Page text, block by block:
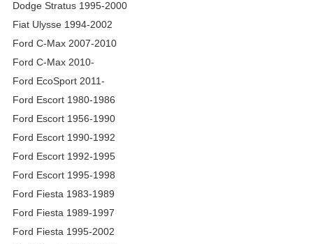
Dodge Stratus 1995-2000
Fiat Ulysse 1994-2002
Ford C-Max 2007-2010
Ford C-Max 2010-
Ford EcoSport 2011-
Ford Escort 1980-1986
Ford Escort 1956-1990
Ford Escort 1990-1992
Ford Escort 1992-1995
Ford Escort 1995-1998
Ford Fiesta 1983-1989
Ford Fiesta 1989-1997
Ford Fiesta 1995-2002